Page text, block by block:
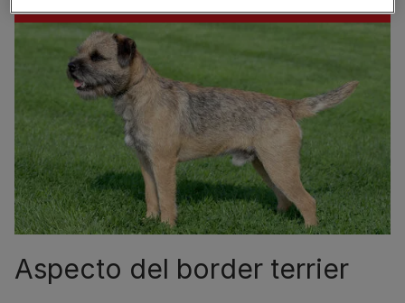
Aspecto del border terrier